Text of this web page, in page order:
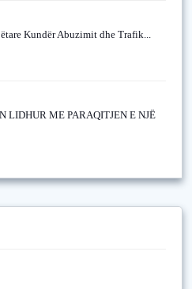
Kundër Abuzimit dhe Trafik...
LIDHUR ME PARAQITJEN E NJË